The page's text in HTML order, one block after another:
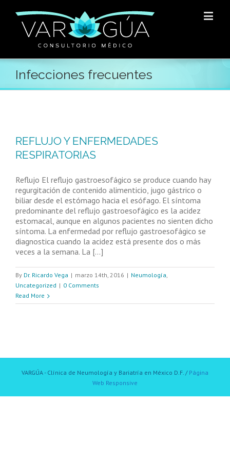
Infecciones frecuentes
REFLUJO Y ENFERMEDADES
RESPIRATORIAS
Reflujo El reflujo gastroesofágico se produce cuando hay
regurgitación de contenido alimenticio, jugo gástrico o
biliar desde el estómago hacia el esófago. El síntoma
predominante del reflujo gastroesofágico es la acidez
estomacal, aunque en algunos pacientes no sienten dicho
síntoma. La enfermedad por reflujo gastroesofágico se
diagnostica cuando la acidez está presente dos o más
veces a la semana. La [...]
By Dr. Ricardo Vega | marzo 14th, 2016 | Neumología,
Uncategorized | 0 Comments
Read More
VARGÚA - Clínica de Neumología y Bariatría en México D.F. / Página
Web Responsive